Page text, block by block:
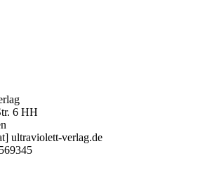
6 HH
ultraviolett-verlag.de